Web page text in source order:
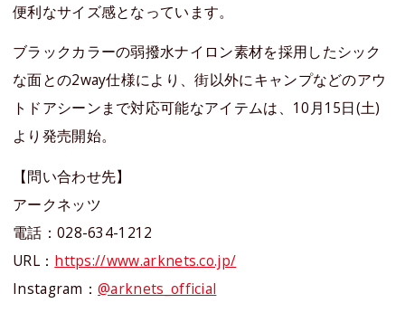
便利なサイズ感となっています。
ブラックカラーの弱撥水ナイロン素材を採用したシック
な面との2way仕様により、街以外にキャンプなどのアウ
トドアシーンまで対応可能なアイテムは、10月15日(土)
より発売開始。
【問い合わせ先】
アークネッツ
電話：028-634-1212
URL： https://www.arknets.co.jp/
Instagram：@arknets_official